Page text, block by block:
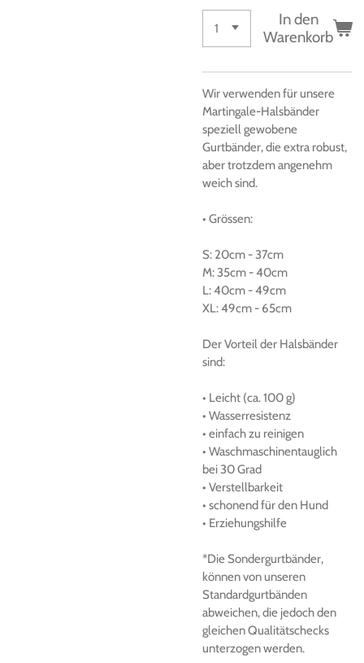
In den
Warenkorb
Wir verwenden für unsere
Martingale-Halsbänder
speziell gewobene
Gurtbänder, die extra robust,
aber trotzdem angenehm
weich sind.
• Grössen:
S: 20cm -37cm
M:35cm -40cm
L:40cm -49cm
XL:49cm - 65cm
DerVorteil der Halsbänder
sind:
• Leicht (ca.100 g)
• Wasserresistenz
• einfach zu reinigen
• Waschmaschinentauglich
bei 30 Grad
• Verstellbarkeit
• schonend für den Hund
• Erziehungshilfe
*Die Sondergurtbänder,
können von unseren
Standardgurtbänden
abweichen, die jedoch den
gleichen Qualitätschecks
unterzogen werden.